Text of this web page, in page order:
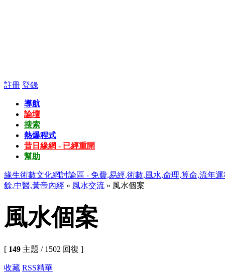
註冊 登錄
導航
論壇
搜索
熱爆程式
昔日緣網 - 已經重開
幫助
緣生術數文化網討論區 - 免費,易經,術數,風水,命理,算命,流年
餘,中醫,黃帝內經 » 風水交流 » 風水個案
風水個案
[ 149 主題 / 1502 回復 ]
收藏 RSS精華